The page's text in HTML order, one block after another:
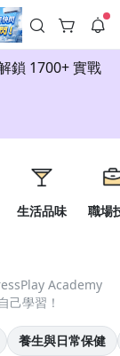
級 📈⭐️ 【冷氣房
加碼 /→ 點數回饋
饋 1% 點數✅ 滿
播」！
鎖 1700+ 實戰
生活品味 職場
Academy
己學習！
養生與日常保健
--:--